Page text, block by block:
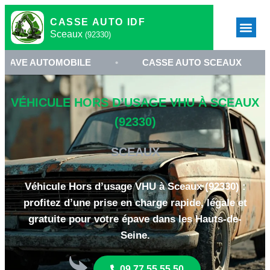
CASSE AUTO IDF
Sceaux (92330)
• CASSE AUTO SCEAUX •
VÉHICULE HORS D’USAGE VHU À SCEAUX
(92330)
SCEAUX
Véhicule Hors d’usage VHU à Sceaux (92330) :
profitez d’une prise en charge rapide, légale et
gratuite pour votre épave dans les Hauts-de-
Seine.